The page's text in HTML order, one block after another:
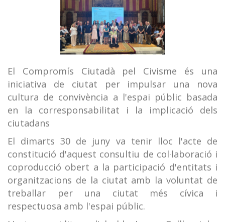
El Compromís Ciutadà pel Civisme és una
iniciativa de ciutat per impulsar una nova
cultura de convivència a l'espai públic basada
en la corresponsabilitat i la implicació dels
ciutadans
El dimarts 30 de juny va tenir lloc l'acte de
constitució d'aquest consultiu de col·laboració i
coproducció obert a la participació d'entitats i
organitzacions de la ciutat amb la voluntat de
treballar per una ciutat més cívica i
respectuosa amb l'espai públic.